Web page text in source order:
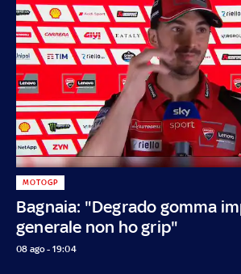
Bagnaia: "Degrado gomma
generale non ho grip"
MOTOGP
08 ago - 19:04